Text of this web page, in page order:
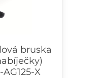
bruska
X